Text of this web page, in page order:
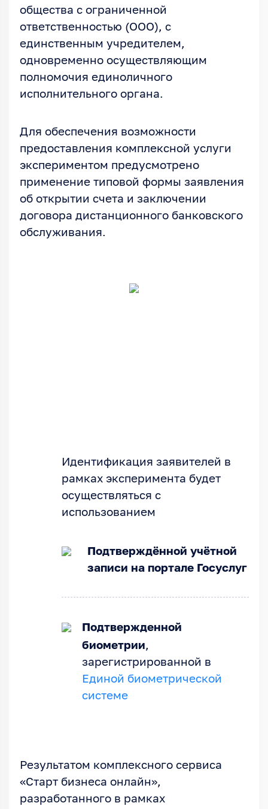
общества с ограниченной
ответственностью (ООО), с
единственным учредителем,
одновременно осуществляющим
полномочия единоличного
исполнительного органа.
Для обеспечения возможности
предоставления комплексной услуги
экспериментом предусмотрено
применение типовой формы заявления
об открытии счета и заключении
договора дистанционного банковского
обслуживания.
Идентификация заявителей в
рамках эксперимента будет
осуществляться с
использованием
Подтверждённой учётной
записи на портале Госуслуг
Подтвержденной
биометрии,
зарегистрированной в
Единой биометрической
системе
Результатом комплексного сервиса
«Старт бизнеса онлайн»,
разработанного в рамках